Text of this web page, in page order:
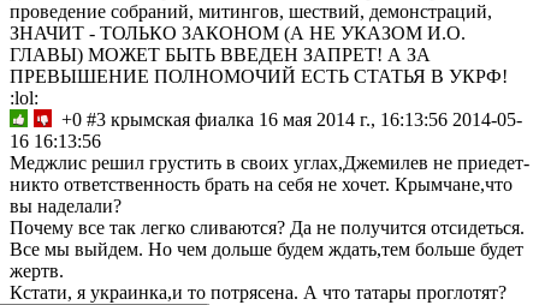
проведение собраний, митингов, шествий, демонстраций,
ЗНАЧИТ - ТОЛЬКО ЗАКОНОМ (А НЕ УКАЗОМ И.О.
ГЛАВЫ) МОЖЕТ БЫТЬ ВВЕДЕН ЗАПРЕТ! А ЗА
ПРЕВЫШЕНИЕ ПОЛНОМОЧИЙ ЕСТЬ СТАТЬЯ В УКРФ!
:lol:
+0 #3 крымская фиалка 16 мая 2014 г., 16:13:56 2014-05-
16 16:13:56
Меджлис решил грустить в своих углах,Джемилев не приедет-
никто ответственность брать на себя не хочет. Крымчане,что
вы наделали?
Почему все так легко сливаются? Да не получится отсидеться.
Все мы выйдем. Но чем дольше будем ждать,тем больше будет
жертв.
Кстати, я украинка,и то потрясена. А что татары проглотят?